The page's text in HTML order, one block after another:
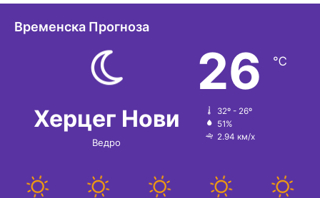
тВременска Прогноза
Херцег Нови
Ведро
26 ℃
32º - 26º
51%
2.94 км/х